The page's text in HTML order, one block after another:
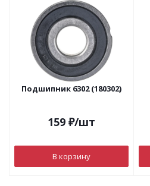
Подшипник 6302 (180302)
159 ₽/шт
В корзину